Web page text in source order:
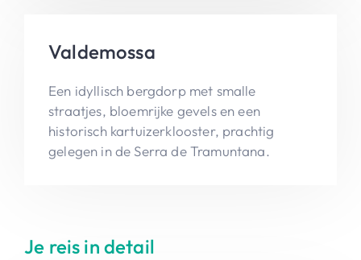
Valdemossa
Een idyllisch bergdorp met smalle
straatjes, bloemrijke gevels en een
historisch kartuizerklooster, prachtig
gelegen in de Serra de Tramuntana.
Je reis in detail